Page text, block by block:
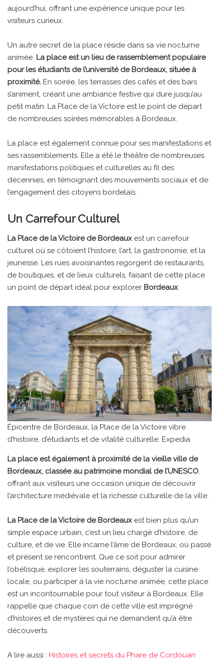
aujourd’hui, offrant une expérience unique pour les
visiteurs curieux.
Un autre secret de la place réside dans sa vie nocturne
animée. La place est un lieu de rassemblement populaire
pour les étudiants de l’université de Bordeaux, située à
proximité. En soirée, les terrasses des cafés et des bars
s’animent, créant une ambiance festive qui dure jusqu’au
petit matin. La Place de la Victoire est le point de départ
de nombreuses soirées mémorables à Bordeaux.
La place est également connue pour ses manifestations et
ses rassemblements. Elle a été le théâtre de nombreuses
manifestations politiques et culturelles au fil des
décennies, en témoignant des mouvements sociaux et de
l’engagement des citoyens bordelais.
Un Carrefour Culturel
La Place de la Victoire de Bordeaux est un carrefour
culturel où se côtoient l’histoire, l’art, la gastronomie, et la
jeunesse. Les rues avoisinantes regorgent de restaurants,
de boutiques, et de lieux culturels, faisant de cette place
un point de départ idéal pour explorer Bordeaux.
Épicentre de Bordeaux, la Place de la Victoire vibre
d’histoire, d’étudiants et de vitalité culturelle. Expedia
La place est également à proximité de la vieille ville de
Bordeaux, classée au patrimoine mondial de l’UNESCO,
offrant aux visiteurs une occasion unique de découvrir
l’architecture médiévale et la richesse culturelle de la ville.
La Place de la Victoire de Bordeaux est bien plus qu’un
simple espace urbain, c’est un lieu chargé d’histoire, de
culture, et de vie. Elle incarne l’âme de Bordeaux, où passé
et présent se rencontrent. Que ce soit pour admirer
l’obélisque, explorer les souterrains, déguster la cuisine
locale, ou participer à la vie nocturne animée, cette place
est un incontournable pour tout visiteur à Bordeaux. Elle
rappelle que chaque coin de cette ville est imprégné
d’histoires et de mystères qui ne demandent qu’à être
découverts.
A lire aussi : Histoires et secrets du Phare de Cordouan